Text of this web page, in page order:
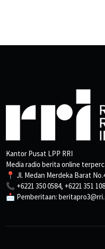
Kantor Pusat LPP RRI
Media radio berita online
📍 Jl. Medan Merdeka Barat
📞 +6221 350 0584, +6221 351
📩 Pemberitaan: